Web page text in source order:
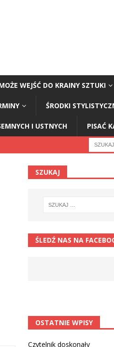
WEJŚĆ DO KRAINY SZTUKI
ŚRODKI
I USTNYCH PISAĆ
SZUKAJ
ŚLEDŹ NAS NA
OSTATNIE WPISY
Czytelnik doskonały